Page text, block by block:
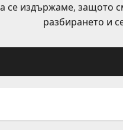
се издържаме, защото
разбирането и